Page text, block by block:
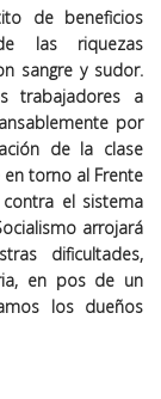
de beneficios
las riquezas
sangre y sudor.
trabajadores a
por
de la clase
en torno al Frente
el sistema
arrojará
dificultades,
, en pos de un
los dueños